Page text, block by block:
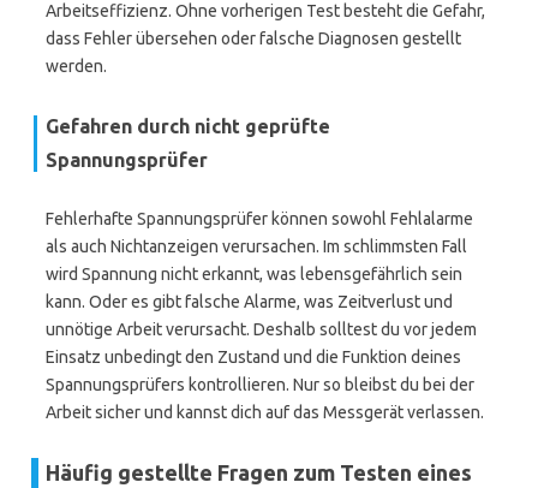
Arbeitseffizienz. Ohne vorherigen Test besteht die Gefahr,
dass Fehler übersehen oder falsche Diagnosen gestellt
werden.
Gefahren durch nicht geprüfte
Spannungsprüfer
Fehlerhafte Spannungsprüfer können sowohl Fehlalarme
als auch Nichtanzeigen verursachen. Im schlimmsten Fall
wird Spannung nicht erkannt, was lebensgefährlich sein
kann. Oder es gibt falsche Alarme, was Zeitverlust und
unnötige Arbeit verursacht. Deshalb solltest du vor jedem
Einsatz unbedingt den Zustand und die Funktion deines
Spannungsprüfers kontrollieren. Nur so bleibst du bei der
Arbeit sicher und kannst dich auf das Messgerät verlassen.
Häufig gestellte Fragen zum Testen eines